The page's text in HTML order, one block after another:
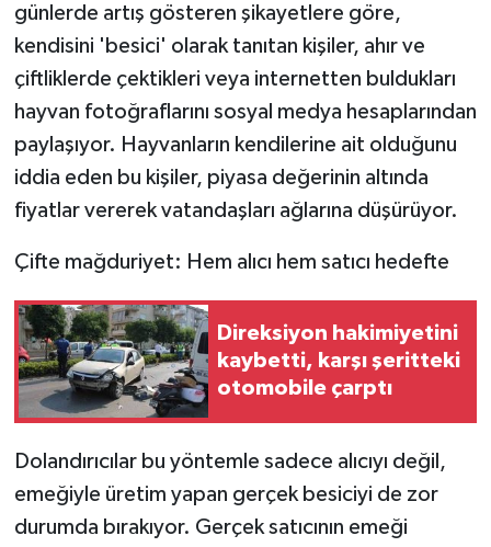
günlerde artış gösteren şikayetlere göre,
kendisini 'besici' olarak tanıtan kişiler, ahır ve
çiftliklerde çektikleri veya internetten buldukları
hayvan fotoğraflarını sosyal medya hesaplarından
paylaşıyor. Hayvanların kendilerine ait olduğunu
iddia eden bu kişiler, piyasa değerinin altında
fiyatlar vererek vatandaşları ağlarına düşürüyor.
Çifte mağduriyet: Hem alıcı hem satıcı hedefte
Direksiyon hakimiyetini
kaybetti, karşı şeritteki
otomobile çarptı
Dolandırıcılar bu yöntemle sadece alıcıyı değil,
emeğiyle üretim yapan gerçek besiciyi de zor
durumda bırakıyor. Gerçek satıcının emeği